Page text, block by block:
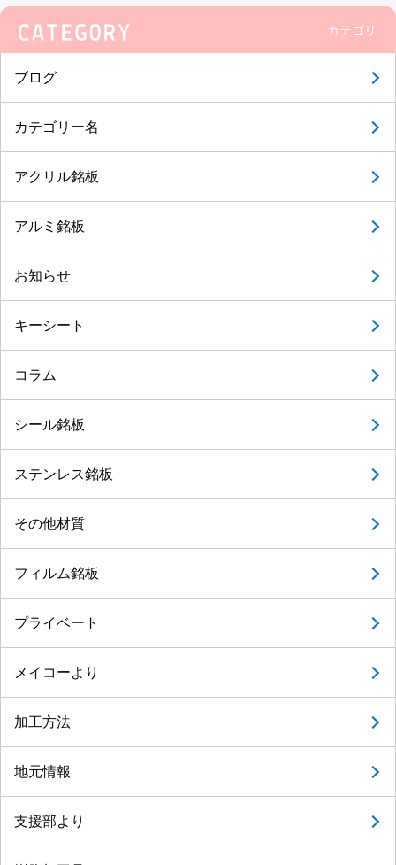
カテゴリ
ブログ
カテゴリー名
アクリル銘板
アルミ銘板
お知らせ
キーシート
コラム
シール銘板
ステンレス銘板
その他材質
フィルム銘板
プライベート
メイコーより
加工方法
地元情報
支援部より